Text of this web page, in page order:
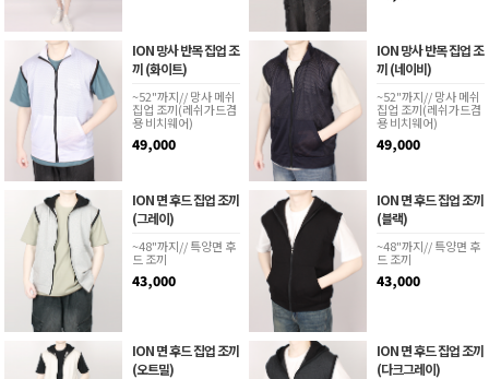
ION 망사 반목 집업 조
끼 (화이트)
~52"까지// 망사 메쉬
집업 조끼(레쉬가드겸
용 비치웨어)
49,000
ION 망사 반목 집업 조
끼 (네이비)
~52"까지// 망사 메쉬
집업 조끼(레쉬가드겸
용 비치웨어)
49,000
ION 면 후드 집업 조끼
(그레이)
~48"까지// 특양면 후
드 조끼
43,000
ION 면 후드 집업 조끼
(블랙)
~48"까지// 특양면 후
드 조끼
43,000
ION 면 후드 집업 조끼
(오트밀)
ION 면 후드 집업 조끼
(다크그레이)